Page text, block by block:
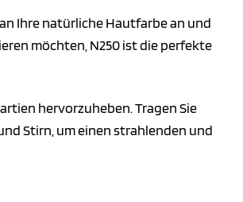
Ihre natürliche Hautfarbe an und
möchten, N250 ist die perfekte
hervorzuheben. Tragen Sie
Stirn, um einen strahlenden und